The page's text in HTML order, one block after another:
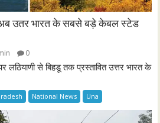
अब उतर भारत के सबसे बड़े केबल स्टेड
0
लठियाणी से बिहडू तक प्रस्तावित उत्तर भारत के
National News Una